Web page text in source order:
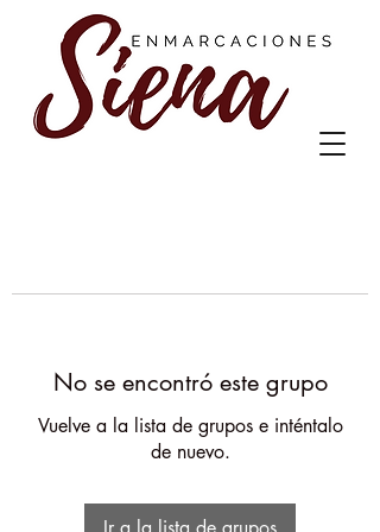
No se encontró este grupo
Vuelve a la lista de grupos e inténtalo
de nuevo.